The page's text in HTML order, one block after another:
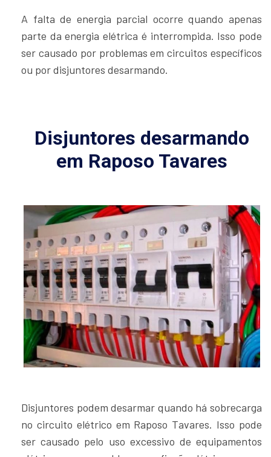
A falta de energia parcial ocorre quando apenas
parte da energia elétrica é interrompida. Isso pode
ser causado por problemas em circuitos específicos
ou por disjuntores desarmando.
Disjuntores desarmando
em Raposo Tavares
Disjuntores podem desarmar quando há sobrecarga
no circuito elétrico em Raposo Tavares. Isso pode
ser causado pelo uso excessivo de equipamentos